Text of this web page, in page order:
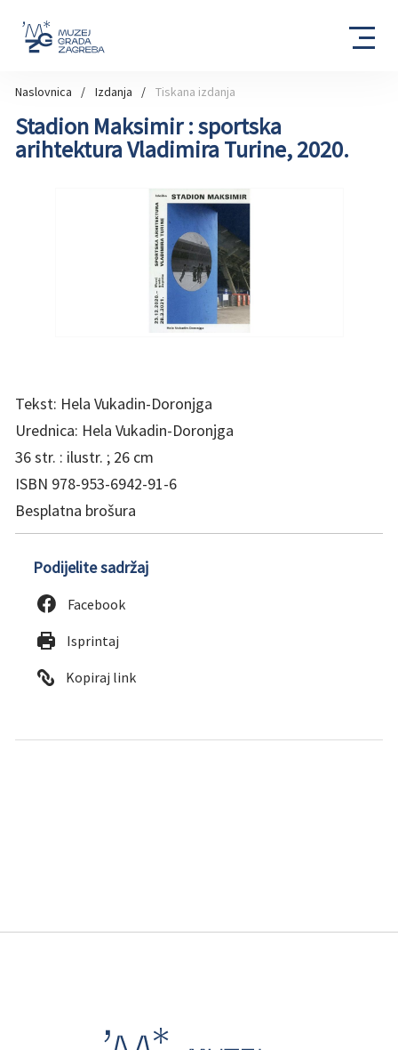
Naslovnica Izdanja Tiskana izdanja
Stadion Maksimir : sportska
arihtektura Vladimira Turine, 2020.
Tekst: Hela Vukadin-Doronjga
Urednica: Hela Vukadin-Doronjga
36 str. : ilustr. ; 26 cm
ISBN 978-953-6942-91-6
Besplatna brošura
Podijelite sadržaj
Facebook
Isprintaj
Kopiraj link